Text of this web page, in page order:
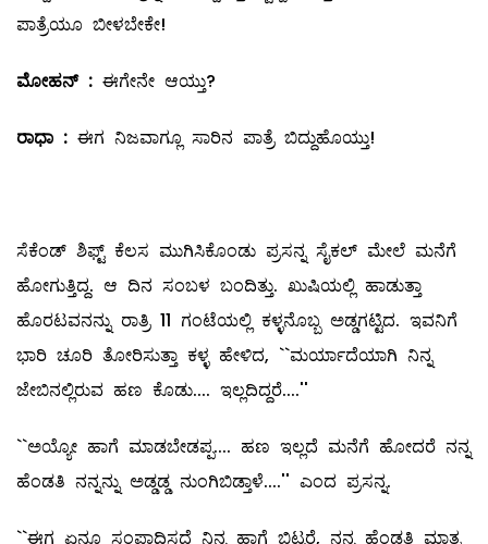
ಪಾತ್ರೆಯೂ ಬೀಳಬೇಕೇ!
ಮೋಹನ್‌ : ಈಗೇನೇ ಆಯ್ತು?
ರಾಧಾ : ಈಗ ನಿಜವಾಗ್ಲೂ ಸಾರಿನ ಪಾತ್ರೆ ಬಿದ್ದುಹೊಯ್ತು!
ಸೆಕೆಂಡ್‌ ಶಿಫ್ಟ್ ಕೆಲಸ ಮುಗಿಸಿಕೊಂಡು ಪ್ರಸನ್ನ ಸೈಕಲ್ ಮೇಲೆ ಮನೆಗೆ
ಹೋಗುತ್ತಿದ್ದ. ಆ ದಿನ ಸಂಬಳ ಬಂದಿತ್ತು. ಖುಷಿಯಲ್ಲಿ ಹಾಡುತ್ತಾ
ಹೊರಟವನನ್ನು ರಾತ್ರಿ 11 ಗಂಟೆಯಲ್ಲಿ ಕಳ್ಳನೊಬ್ಬ ಅಡ್ಡಗಟ್ಟಿದ. ಇವನಿಗೆ
ಭಾರಿ ಚೂರಿ ತೋರಿಸುತ್ತಾ ಕಳ್ಳ ಹೇಳಿದ, ``ಮರ್ಯಾದೆಯಾಗಿ ನಿನ್ನ
ಜೇಬಿನಲ್ಲಿರುವ ಹಣ ಕೊಡು.... ಇಲ್ಲದಿದ್ದರೆ....''
``ಅಯ್ಯೋ ಹಾಗೆ ಮಾಡಬೇಡಪ್ಪ.... ಹಣ ಇಲ್ಲದೆ ಮನೆಗೆ ಹೋದರೆ ನನ್ನ
ಹೆಂಡತಿ ನನ್ನನ್ನು ಅಡ್ಡಡ್ಡ ನುಂಗಿಬಿಡ್ತಾಳೆ....'' ಎಂದ ಪ್ರಸನ್ನ.
``ಈಗ ಏನೂ ಸಂಪಾದಿಸದೆ ನಿನ್ನ ಹಾಗೆ ಬಿಟ್ಟರೆ, ನನ್ನ ಹೆಂಡತಿ ಮಾತ್ರ